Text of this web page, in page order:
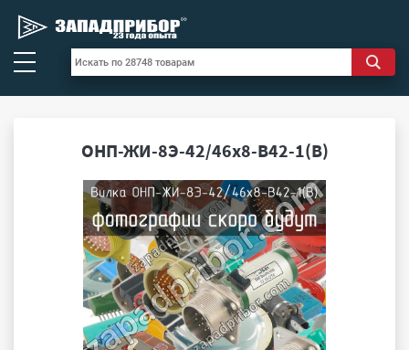
ОНП-ЖИ-8Э-42/46х8-В42-1(В)